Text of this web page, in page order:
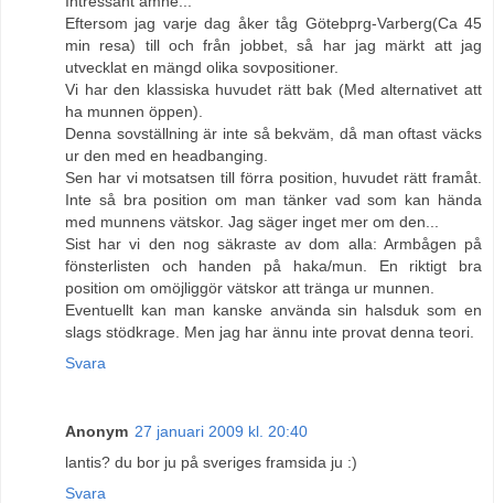
Eftersom jag varje dag åker tåg Götebprg-Varberg(Ca 45
min resa) till och från jobbet, så har jag märkt att jag
utvecklat en mängd olika sovpositioner.
Vi har den klassiska huvudet rätt bak (Med alternativet att
ha munnen öppen).
Denna sovställning är inte så bekväm, då man oftast väcks
ur den med en headbanging.
Sen har vi motsatsen till förra position, huvudet rätt framåt.
Inte så bra position om man tänker vad som kan hända
med munnens vätskor. Jag säger inget mer om den...
Sist har vi den nog säkraste av dom alla: Armbågen på
fönsterlisten och handen på haka/mun. En riktigt bra
position om omöjliggör vätskor att tränga ur munnen.
Eventuellt kan man kanske använda sin halsduk som en
slags stödkrage. Men jag har ännu inte provat denna teori.
Svara
Anonym 27 januari 2009 kl. 20:40
lantis? du bor ju på sveriges framsida ju :)
Svara